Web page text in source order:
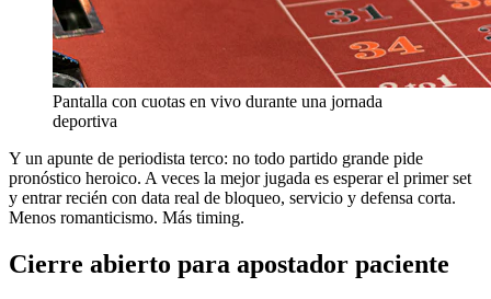
Pantalla con cuotas en vivo durante una jornada
deportiva
Y un apunte de periodista terco: no todo partido grande pide
pronóstico heroico. A veces la mejor jugada es esperar el primer set
y entrar recién con data real de bloqueo, servicio y defensa corta.
Menos romanticismo. Más timing.
Cierre abierto para apostador paciente